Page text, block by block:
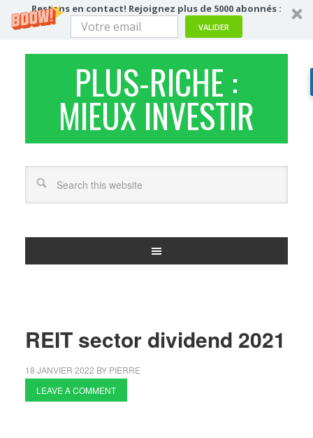
Restons en contact! Rejoignez plus de 5000 abonnés :
VALIDER
PLUS-RICHE :
MIEUX INVESTIR
REIT sector dividend 2021
18 JANVIER 2022 BY PIERRE
LEAVE A COMMENT